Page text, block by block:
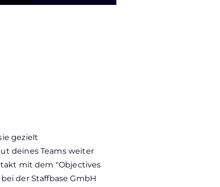
gezielt
deines Teams weiter
mit dem "Objectives
der Staffbase GmbH